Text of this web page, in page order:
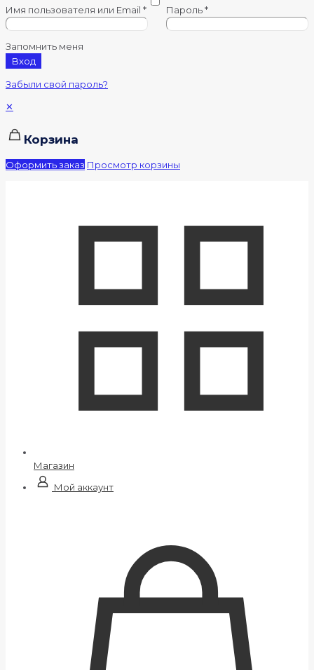
Имя пользователя или Email * Пароль*
Запомнить меня
Вход
Забыли свой пароль?
✕
Корзина
Оформить заказ Просмотр корзины
Магазин
Мой аккаунт